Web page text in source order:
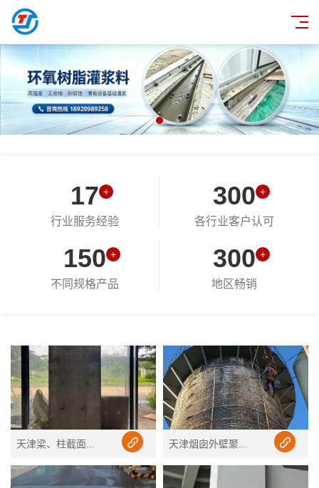
17 +
行业服务经验
300 +
各行业客户认可
150 +
不同规格产品
300 +
地区畅销
天津梁、柱截面... 天津烟囱外壁聚...